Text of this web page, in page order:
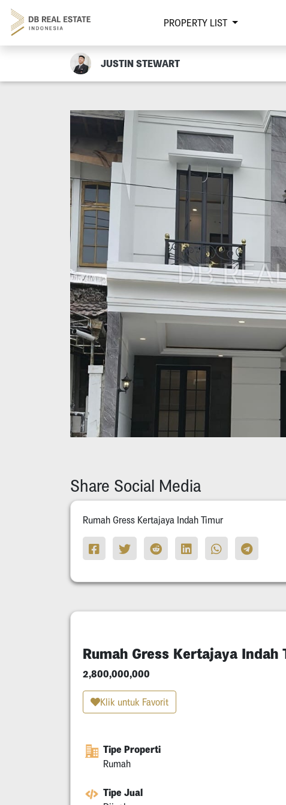
PROPERTY LIST
JUSTIN STEWART
Share Social Media
Rumah Gress Kertajaya Indah Timur
Rumah Gress Kertajaya Indah
2,800,000,000
Klik untuk Favorit
Tipe Properti
Rumah
Tipe Jual